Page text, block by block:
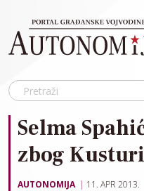
Selma
zbog
AUTONOMIJA 11. APR 2013.